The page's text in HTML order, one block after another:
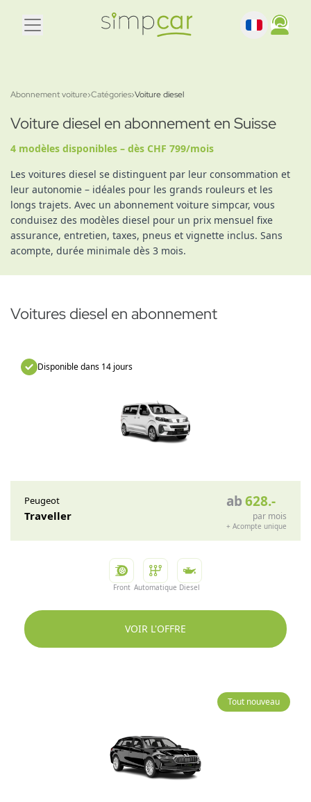
Abonnement voiture›Catégories›Voiture diesel
Voiture diesel en abonnement en Suisse
4 modèles disponibles – dès CHF 799/mois
Les voitures diesel se distinguent par leur consommation et
leur autonomie – idéales pour les grands rouleurs et les
longs trajets. Avec un abonnement voiture simpcar, vous
conduisez des modèles diesel pour un prix mensuel fixe
assurance, entretien, taxes, pneus et vignette inclus. Sans
acompte, durée minimale dès 3 mois.
Voitures diesel en abonnement
Disponible dans 14 jours
Peugeot
Traveller
ab628.-
par mois
+ Acompte unique
Front Automatique Diesel
VOIR L'OFFRE
Tout nouveau